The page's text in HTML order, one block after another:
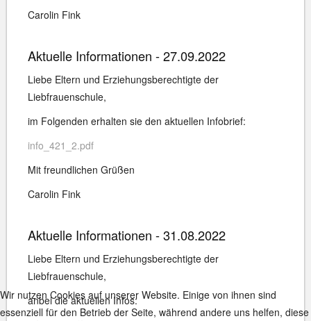
Carolin Fink
Aktuelle Informationen - 27.09.2022
Liebe Eltern und Erziehungsberechtigte der
Liebfrauenschule,
im Folgenden erhalten sie den aktuellen Infobrief:
info_421_2.pdf
Mit freundlichen Grüßen
Carolin Fink
Aktuelle Informationen - 31.08.2022
Liebe Eltern und Erziehungsberechtigte der
Liebfrauenschule,
anbei die aktuellen Infos:
Wir nutzen Cookies auf unserer Website. Einige von ihnen sind
essenziell für den Betrieb der Seite, während andere uns helfen, diese